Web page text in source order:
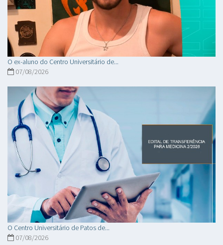
O ex-aluno do Centro Universitário de...
07/08/2026
O Centro Universitário de Patos de...
07/08/2026